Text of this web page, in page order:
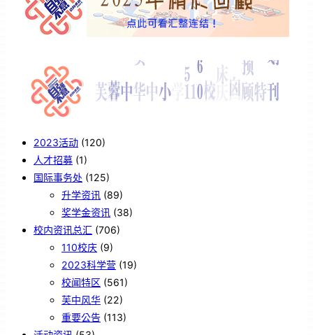
2023活动 (120)
人才招募 (1)
国际事务处 (125)
升学资讯 (89)
奖学金资讯 (38)
校内资讯总汇 (706)
110校庆 (9)
2023科学营 (19)
校闻特区 (561)
芙中风华 (22)
重要公告 (113)